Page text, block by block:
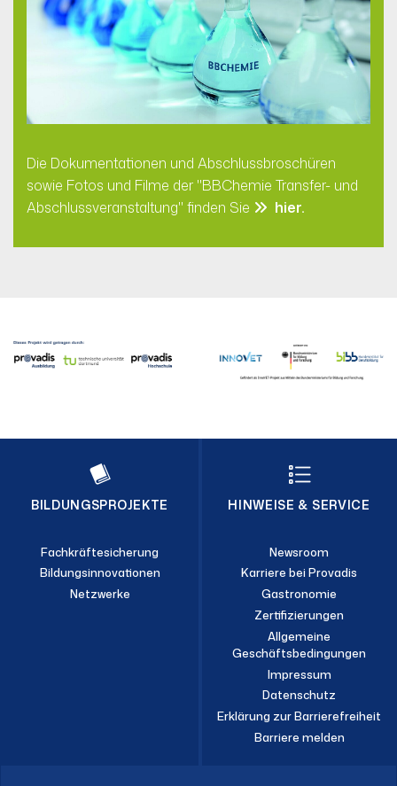
Die Dokumentationen und Abschlussbroschüren
sowie Fotos und Filme der "BBChemie Transfer- und
Abschlussveranstaltung" finden Sie hier.
BILDUNGSPROJEKTE
Fachkräftesicherung
Bildungsinnovationen
Netzwerke
HINWEISE & SERVICE
Newsroom
Karriere bei Provadis
Gastronomie
Zertifizierungen
Allgemeine
Geschäftsbedingungen
Impressum
Datenschutz
Erklärung zur Barrierefreiheit
Barriere melden